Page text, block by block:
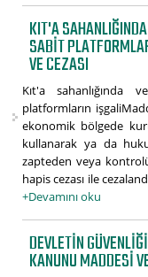
KIT'A
SABIT
VE CEZASI
Kıt'a sahanlığında
platformların
ekonomik bölgede
kullanarak ya da
zapteden veya
hapis cezası ile
+Devamını oku
DEVLETIN
KANUNU MADDESI